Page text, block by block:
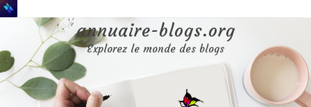
Aller
au
annuaire-blogs.org
Explorez le monde des blogs